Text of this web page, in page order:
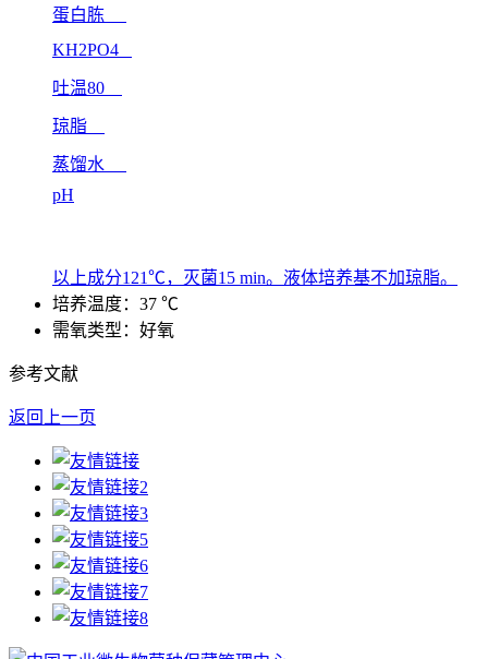
蛋白胨
KH2PO4
吐温80
琼脂
蒸馏水
pH
以上成分121℃，灭菌15 min。液体培养基不加琼脂。
培养温度：37 ℃
需氧类型：好氧
参考文献
返回上一页